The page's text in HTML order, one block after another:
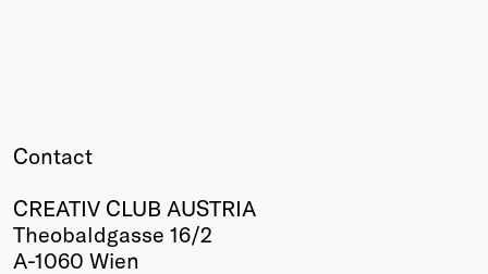
Contact
CREATIV CLUB AUSTRIA
Theobaldgasse 16/2
A-1060 Wien